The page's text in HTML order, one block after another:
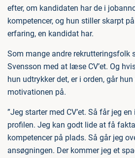
efter, om kandidaten har de i
kompetencer, og hun stiller skarpt
erfaring, en kandidat har.
Som mange andre rekrutteringsfolk
Svensson med at læse CV’et. Og
hun udtrykker det, er i orden, går
motivationen på.
”Jeg starter med CV’et. Så får jeg
profilen. Jeg kan godt lide at få
kompetencer på plads. Så går jeg
ansøgningen. Der kommer jeg et